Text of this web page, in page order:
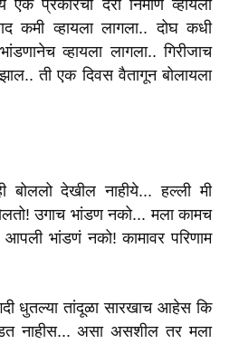
एक प्रकारची दरी निर्माण व्हायला
कमी व्हायला लागला.. दोघ कधी
व्हायला लागला.. गिरीजाच
ती एक दिवस वैतागून बोलायला
बोललो देखील नाहीये... हल्ली मी
उगाच भांडण नको... मला कामच
भांडणं नको! कामावर परिणाम
धुतल्या तांदूळा सारखाच आहेस कि
नाहीस... असा असशील तर मला